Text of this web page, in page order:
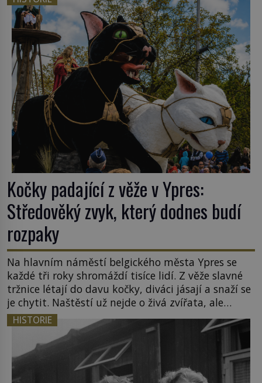
nějakém žít. Mezi ty nejslavnější patří i římské
ghetto založené v roce 1555. Pokud jde o vztah
k Židům, nemá se Řím čím chlubit. […]
Kočky padající z věže v Ypres:
Středověký zvyk, který dodnes budí
rozpaky
Na hlavním náměstí belgického města Ypres se
každé tři roky shromáždí tisíce lidí. Z věže slavné
tržnice létají do davu kočky, diváci jásají a snaží se
je chytit. Naštěstí už nejde o živá zvířata, ale
jenom o plyšové suvenýry. Kdysi to ale bylo jinak.
Tato veselá podívaná připomíná jeden z
nejpodivnějších a zároveň nejkrutějších zvyků […]
HISTORIE